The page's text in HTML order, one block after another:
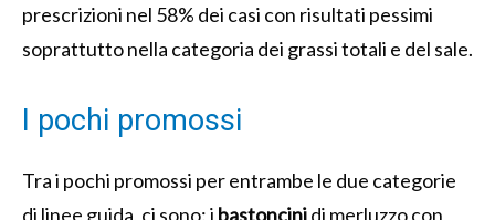
prescrizioni nel 58% dei casi con risultati pessimi
soprattutto nella categoria dei grassi totali e del sale.
I pochi promossi
Tra i pochi promossi per entrambe le due categorie
di linee guida, ci sono: i bastoncinidi merluzzo con